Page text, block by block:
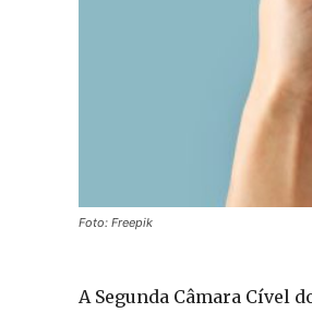
Foto: Freepik
A Segunda Câmara Cível